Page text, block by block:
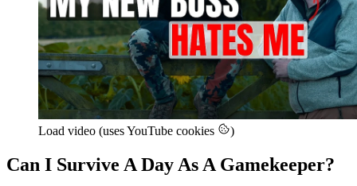
Load video (uses YouTube cookies )
Can I Survive A Day As A Gamekeeper?